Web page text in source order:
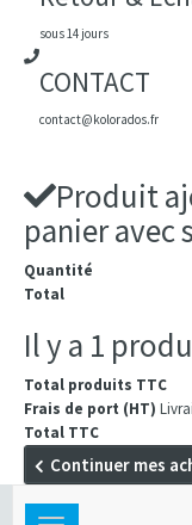
sous 14 jours
CONTACT
contact@kolorados.fr
Produit
panier avec
Quantité
Total
Il y a 1
Total produits TTC
Frais de port (HT)
Total TTC
Continuer mes